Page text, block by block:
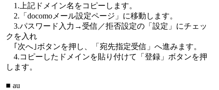
1.上記ドメイン名をコピーします。
2.「docomoメール設定ページ」に移動します。
3.パスワード入力→受信／拒否設定の「設定」にチェッ
クを入れ
｢次へ｣ボタンを押し、「宛先指定受信」へ進みます。
4.コピーしたドメインを貼り付けて「登録」ボタンを押
します。
■ au